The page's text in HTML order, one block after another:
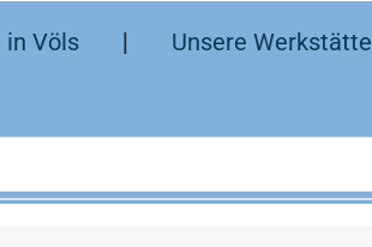
in Völs ❘ Unsere Werkstätte